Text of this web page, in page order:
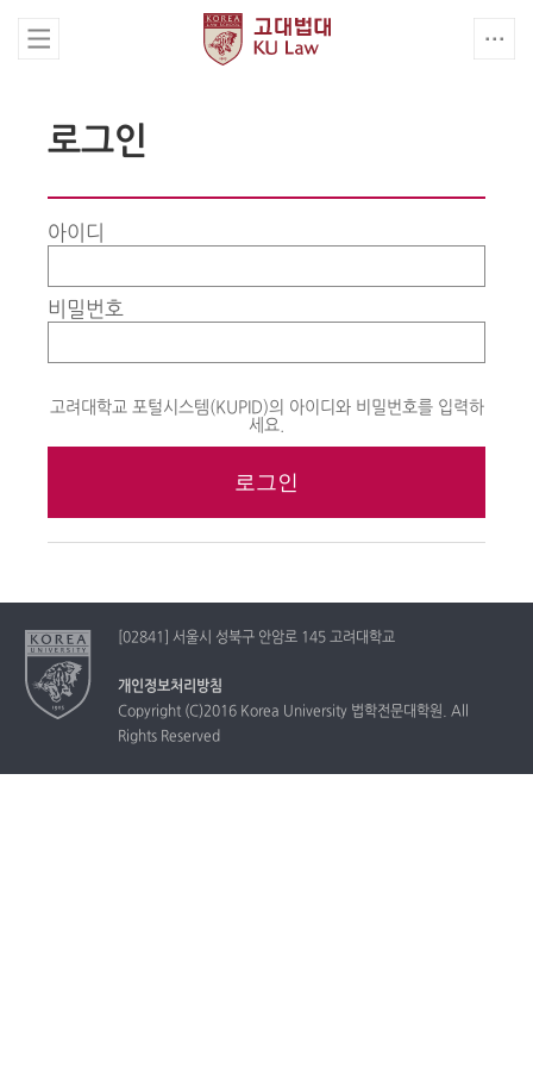
로그인
아이디
비밀번호
고려대학교 포털시스템(KUPID)의 아이디와 비밀번호를 입력하
세요.
[02841] 서울시 성북구 안암로 145 고려대학교
개인정보처리방침
Copyright (C)2016 Korea University 법학전문대학원. All
Rights Reserved